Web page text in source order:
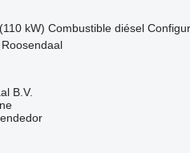
kW) Combustible diésel
B.V.